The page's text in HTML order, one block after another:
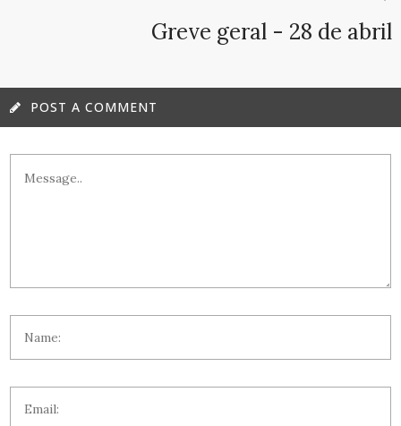
Greve geral - 28 de abril
POST A COMMENT